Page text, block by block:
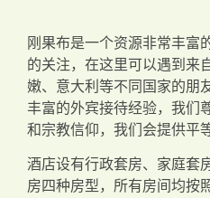
刚果布是一个资源非常丰富
的关注，在这里可以遇到来
嫩、意大利等不同国家的朋
丰富的外宾接待经验，我们
和宗教信仰，我们会提供平
酒店设有行政套房、家庭套
房四种房型，所有房间均按